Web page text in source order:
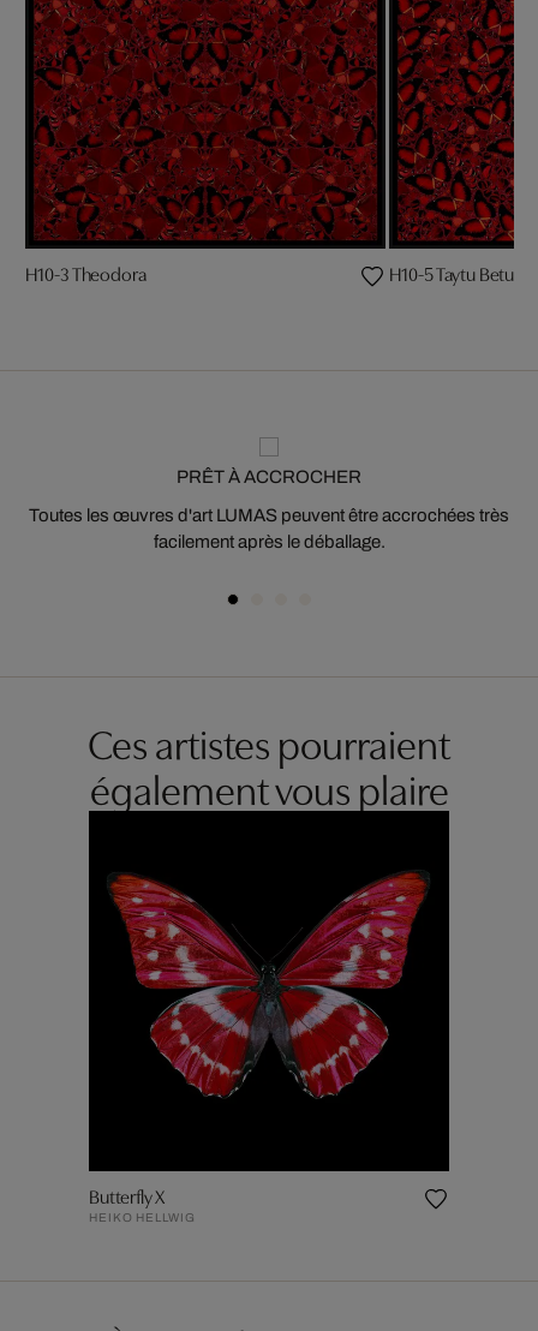
H10-3 Theodora H10-5 Taytu Betul
PRÊT À ACCROCHER
Toutes les œuvres d'art LUMAS peuvent être accrochées très
facilement après le déballage.
Ces artistes pourraient
également vous plaire
Butterfly X
HEIKO HELLWIG